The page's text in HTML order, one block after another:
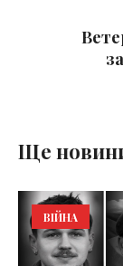
Ще
ВІЙНА